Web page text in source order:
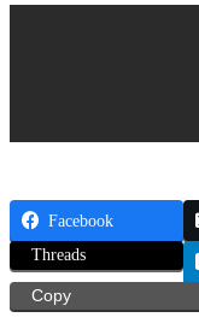
Facebook
Threads
Copy